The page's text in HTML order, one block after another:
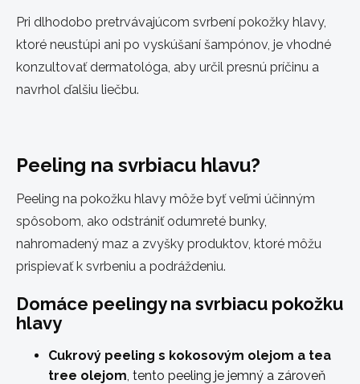
Pri dlhodobo pretrvávajúcom svrbení pokožky hlavy,
ktoré neustúpi ani po vyskúšaní šampónov, je vhodné
konzultovať dermatológa, aby určil presnú príčinu a
navrhol ďalšiu liečbu.
Peeling na svrbiacu hlavu?
Peeling na pokožku hlavy môže byť veľmi účinným
spôsobom, ako odstrániť odumreté bunky,
nahromadený maz a zvyšky produktov, ktoré môžu
prispievať k svrbeniu a podráždeniu.
Domáce peelingy na svrbiacu pokožku
hlavy
Cukrový peeling s kokosovým olejom a tea
tree olejom, tento peeling je jemný a zároveň